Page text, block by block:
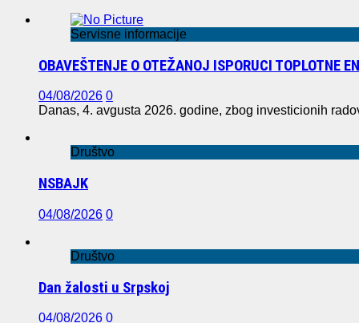
Servisne informacije
OBAVEŠTENJE O OTEŽANOJ ISPORUCI TOPLOTNE
04/08/2026 0
Danas, 4. avgusta 2026. godine, zbog investicionih
Društvo
NSBAJK
04/08/2026 0
Društvo
Dan žalosti u Srpskoj
04/08/2026 0